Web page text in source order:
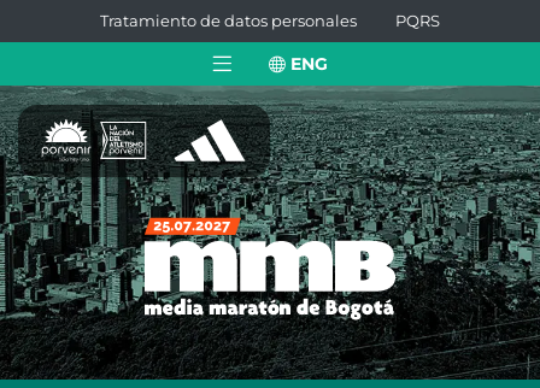
Tratamiento de datos personales PQRS
ENG